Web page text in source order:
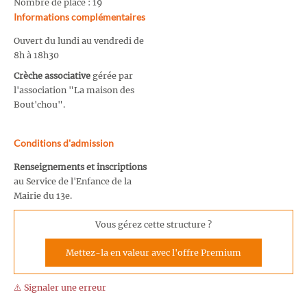
Nombre de place : 19
Informations complémentaires
Ouvert du lundi au vendredi de
8h à 18h30
Crèche associative gérée par
l'association "La maison des
Bout'chou".
Conditions d'admission
Renseignements et inscriptions
au Service de l'Enfance de la
Mairie du 13e.
Vous gérez cette structure ?
Mettez-la en valeur avec l'offre Premium
⚠️ Signaler une erreur